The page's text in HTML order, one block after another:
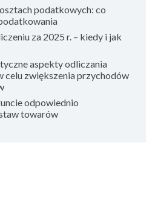
podatkowych: co
za 2025 r. – kiedy i jak
aspekty odliczania
celu zwiększenia przychodów
odpowiednio
towarów